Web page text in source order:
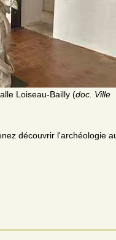
Loiseau-Bailly (doc. Ville
découvrir l'archéologie